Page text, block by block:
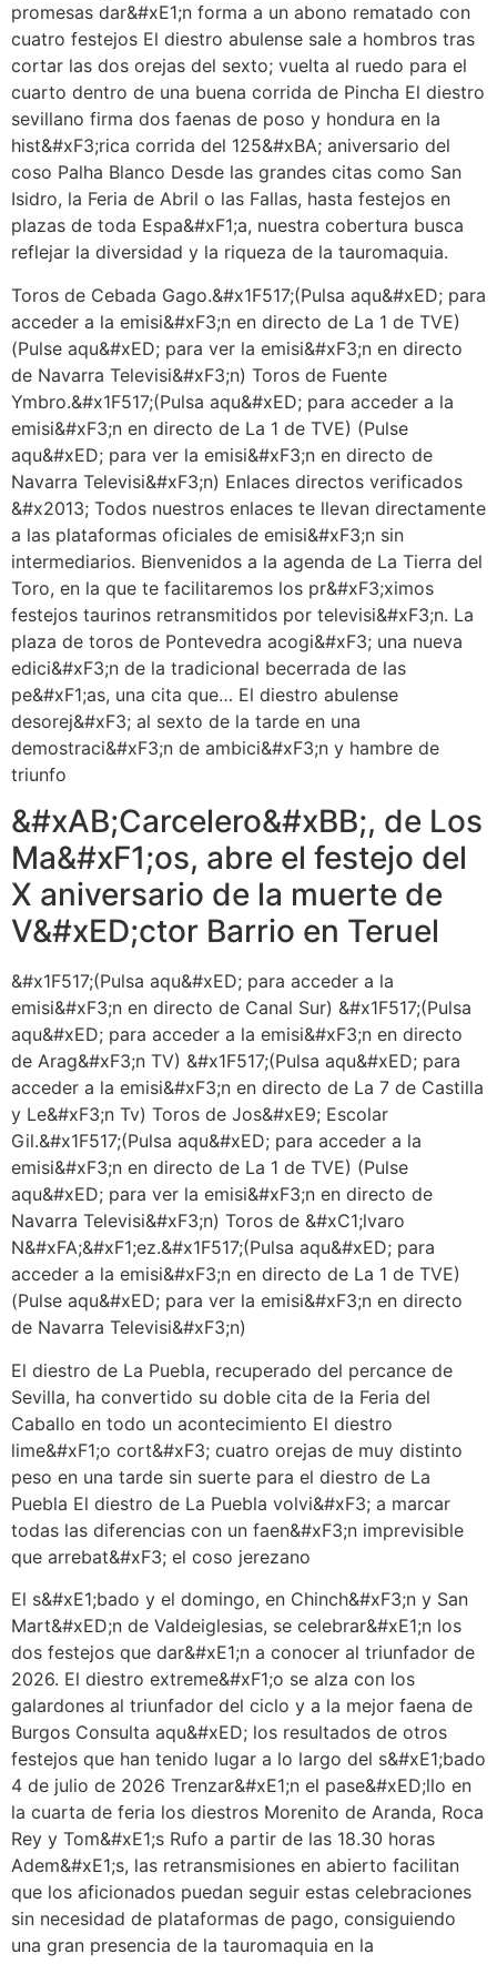
promesas dar&#xE1;n forma a un abono rematado con
cuatro festejos El diestro abulense sale a hombros tras
cortar las dos orejas del sexto; vuelta al ruedo para el
cuarto dentro de una buena corrida de Pincha El diestro
sevillano firma dos faenas de poso y hondura en la
hist&#xF3;rica corrida del 125&#xBA; aniversario del
coso Palha Blanco Desde las grandes citas como San
Isidro, la Feria de Abril o las Fallas, hasta festejos en
plazas de toda Espa&#xF1;a, nuestra cobertura busca
reflejar la diversidad y la riqueza de la tauromaquia.
Toros de Cebada Gago.&#x1F517;(Pulsa aqu&#xED; para
acceder a la emisi&#xF3;n en directo de La 1 de TVE)
(Pulse aqu&#xED; para ver la emisi&#xF3;n en directo
de Navarra Televisi&#xF3;n) Toros de Fuente
Ymbro.&#x1F517;(Pulsa aqu&#xED; para acceder a la
emisi&#xF3;n en directo de La 1 de TVE) (Pulse
aqu&#xED; para ver la emisi&#xF3;n en directo de
Navarra Televisi&#xF3;n) Enlaces directos verificados
&#x2013; Todos nuestros enlaces te llevan directamente
a las plataformas oficiales de emisi&#xF3;n sin
intermediarios. Bienvenidos a la agenda de La Tierra del
Toro, en la que te facilitaremos los pr&#xF3;ximos
festejos taurinos retransmitidos por televisi&#xF3;n. La
plaza de toros de Pontevedra acogi&#xF3; una nueva
edici&#xF3;n de la tradicional becerrada de las
pe&#xF1;as, una cita que… El diestro abulense
desorej&#xF3; al sexto de la tarde en una
demostraci&#xF3;n de ambici&#xF3;n y hambre de
triunfo
&#xAB;Carcelero&#xBB;, de Los
Ma&#xF1;os, abre el festejo del
X aniversario de la muerte de
V&#xED;ctor Barrio en Teruel
&#x1F517;(Pulsa aqu&#xED; para acceder a la
emisi&#xF3;n en directo de Canal Sur) &#x1F517;(Pulsa
aqu&#xED; para acceder a la emisi&#xF3;n en directo
de Arag&#xF3;n TV) &#x1F517;(Pulsa aqu&#xED; para
acceder a la emisi&#xF3;n en directo de La 7 de Castilla
y Le&#xF3;n Tv) Toros de Jos&#xE9; Escolar
Gil.&#x1F517;(Pulsa aqu&#xED; para acceder a la
emisi&#xF3;n en directo de La 1 de TVE) (Pulse
aqu&#xED; para ver la emisi&#xF3;n en directo de
Navarra Televisi&#xF3;n) Toros de &#xC1;lvaro
N&#xFA;&#xF1;ez.&#x1F517;(Pulsa aqu&#xED; para
acceder a la emisi&#xF3;n en directo de La 1 de TVE)
(Pulse aqu&#xED; para ver la emisi&#xF3;n en directo
de Navarra Televisi&#xF3;n)
El diestro de La Puebla, recuperado del percance de
Sevilla, ha convertido su doble cita de la Feria del
Caballo en todo un acontecimiento El diestro
lime&#xF1;o cort&#xF3; cuatro orejas de muy distinto
peso en una tarde sin suerte para el diestro de La
Puebla El diestro de La Puebla volvi&#xF3; a marcar
todas las diferencias con un faen&#xF3;n imprevisible
que arrebat&#xF3; el coso jerezano
El s&#xE1;bado y el domingo, en Chinch&#xF3;n y San
Mart&#xED;n de Valdeiglesias, se celebrar&#xE1;n los
dos festejos que dar&#xE1;n a conocer al triunfador de
2026. El diestro extreme&#xF1;o se alza con los
galardones al triunfador del ciclo y a la mejor faena de
Burgos Consulta aqu&#xED; los resultados de otros
festejos que han tenido lugar a lo largo del s&#xE1;bado
4 de julio de 2026 Trenzar&#xE1;n el pase&#xED;llo en
la cuarta de feria los diestros Morenito de Aranda, Roca
Rey y Tom&#xE1;s Rufo a partir de las 18.30 horas
Adem&#xE1;s, las retransmisiones en abierto facilitan
que los aficionados puedan seguir estas celebraciones
sin necesidad de plataformas de pago, consiguiendo
una gran presencia de la tauromaquia en la